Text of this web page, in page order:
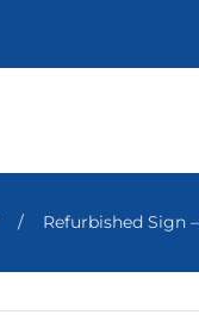
/ Refurbished Sign